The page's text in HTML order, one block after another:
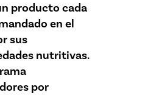
producto cada
en el
sus
nutritivas.
por